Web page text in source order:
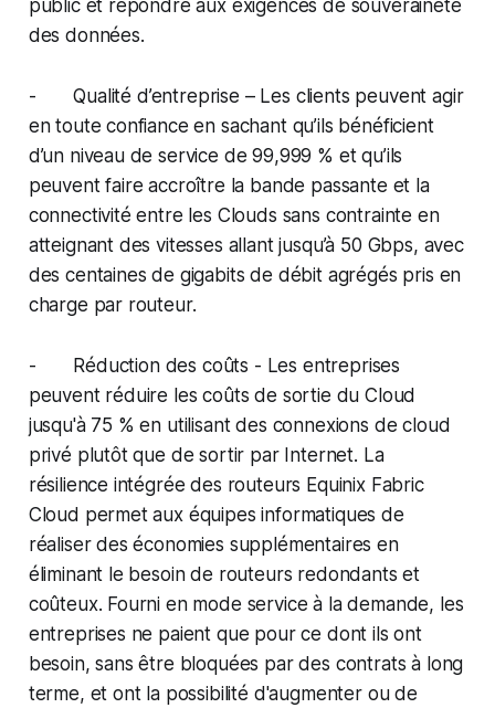
public et répondre aux exigences de souveraineté
des données.
- Qualité d’entreprise – Les clients peuvent agir
en toute confiance en sachant qu’ils bénéficient
d’un niveau de service de 99,999 % et qu’ils
peuvent faire accroître la bande passante et la
connectivité entre les Clouds sans contrainte en
atteignant des vitesses allant jusqu’à 50 Gbps, avec
des centaines de gigabits de débit agrégés pris en
charge par routeur.
- Réduction des coûts - Les entreprises
peuvent réduire les coûts de sortie du Cloud
jusqu'à 75 % en utilisant des connexions de cloud
privé plutôt que de sortir par Internet. La
résilience intégrée des routeurs Equinix Fabric
Cloud permet aux équipes informatiques de
réaliser des économies supplémentaires en
éliminant le besoin de routeurs redondants et
coûteux. Fourni en mode service à la demande, les
entreprises ne paient que pour ce dont ils ont
besoin, sans être bloquées par des contrats à long
terme, et ont la possibilité d'augmenter ou de